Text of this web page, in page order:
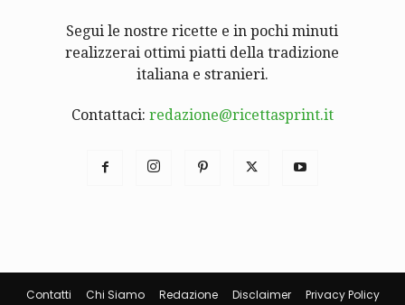
Segui le nostre ricette e in pochi minuti
realizzerai ottimi piatti della tradizione
italiana e stranieri.
Contattaci: redazione@ricettasprint.it
Contatti Chi Siamo Redazione Disclaimer Privacy Policy